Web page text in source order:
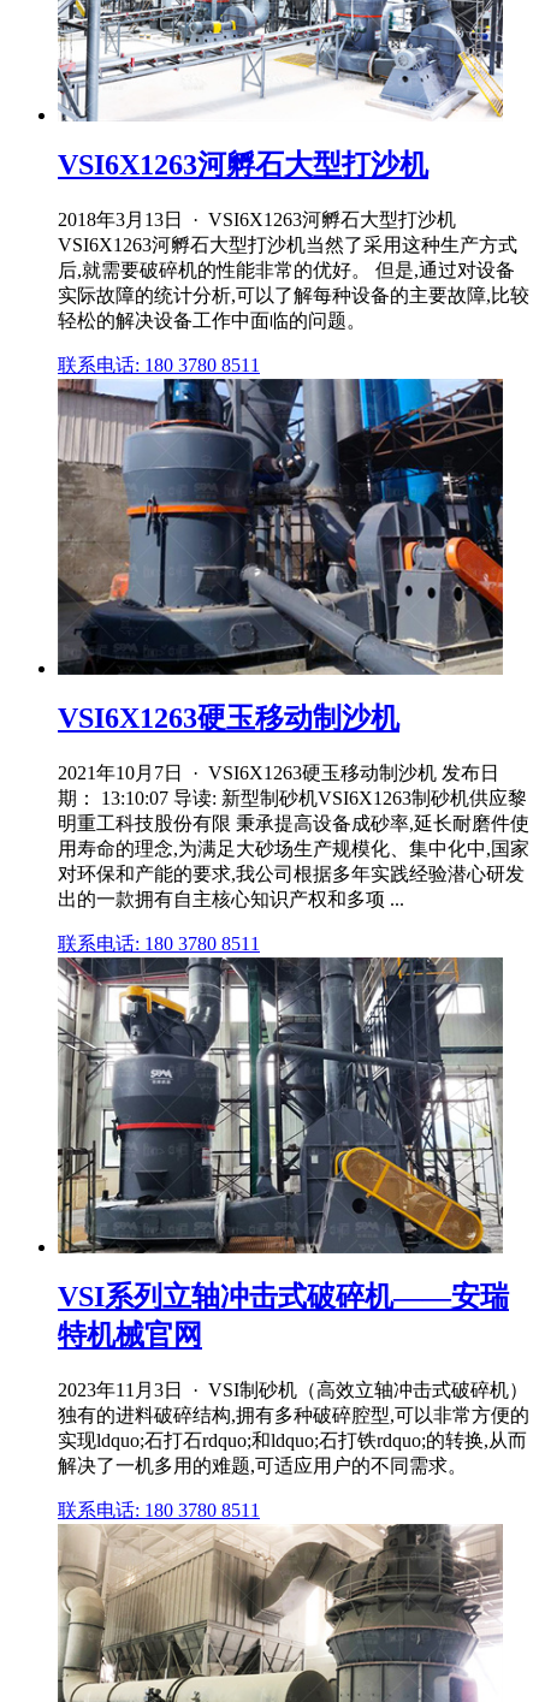
VSI6X1263河孵石大型打沙机
2018年3月13日 · VSI6X1263河孵石大型打沙机
VSI6X1263河孵石大型打沙机当然了采用这种生产方式
后,就需要破碎机的性能非常的优好。 但是,通过对设备
实际故障的统计分析,可以了解每种设备的主要故障,比较
轻松的解决设备工作中面临的问题。
联系电话: 180 3780 8511
VSI6X1263硬玉移动制沙机
2021年10月7日 · VSI6X1263硬玉移动制沙机 发布日
期： 13:10:07 导读: 新型制砂机VSI6X1263制砂机供应黎
明重工科技股份有限 秉承提高设备成砂率,延长耐磨件使
用寿命的理念,为满足大砂场生产规模化、集中化中,国家
对环保和产能的要求,我公司根据多年实践经验潜心研发
出的一款拥有自主核心知识产权和多项 ...
联系电话: 180 3780 8511
VSI系列立轴冲击式破碎机——安瑞
特机械官网
2023年11月3日 · VSI制砂机（高效立轴冲击式破碎机）
独有的进料破碎结构,拥有多种破碎腔型,可以非常方便的
实现ldquo;石打石rdquo;和ldquo;石打铁rdquo;的转换,从而
解决了一机多用的难题,可适应用户的不同需求。
联系电话: 180 3780 8511